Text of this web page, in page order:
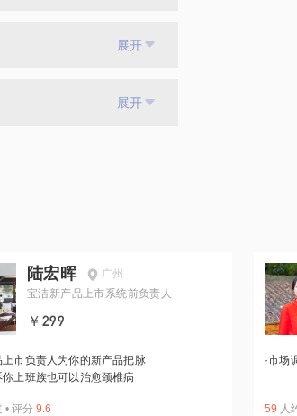
展开
展开
陆宏晖
广州
宝洁新产品上市系统前负责人
￥299
市负责人为你的新产品把脉
上班族也可以治愈颈椎病
• 评分 9.6
·市场
59 人